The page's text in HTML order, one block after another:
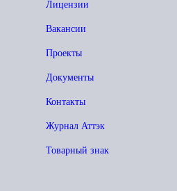
Лицензии
Вакансии
Проекты
Документы
Контакты
Журнал Аттэк
Товарный знак